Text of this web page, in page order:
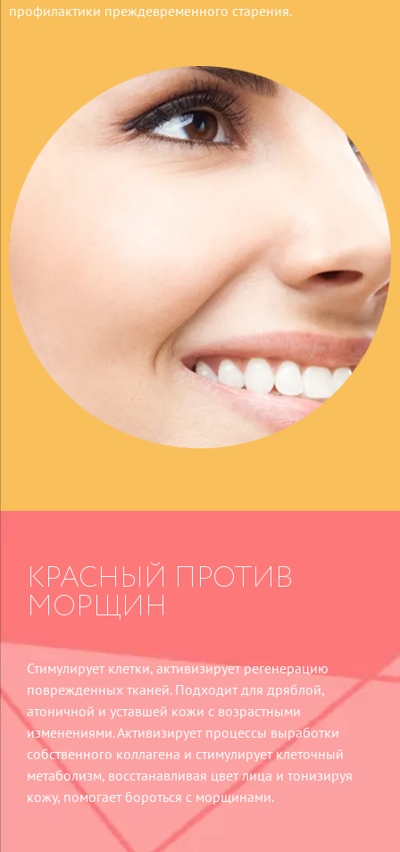
профилактики преждевременного старения.
КРАСНЫЙ ПРОТИВ
МОРЩИН
Стимулирует клетки, активизирует регенерацию
поврежденных тканей. Подходит для дряблой,
атоничной и уставшей кожи с возрастными
изменениями. Активизирует процессы выработки
собственного коллагена и стимулирует клеточный
метаболизм, восстанавливая цвет лица и тонизируя
кожу, помогает бороться с морщинами.